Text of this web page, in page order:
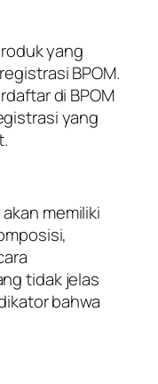
yang
BPOM.
di BPOM
yang
memiliki
tidak jelas
bahwa